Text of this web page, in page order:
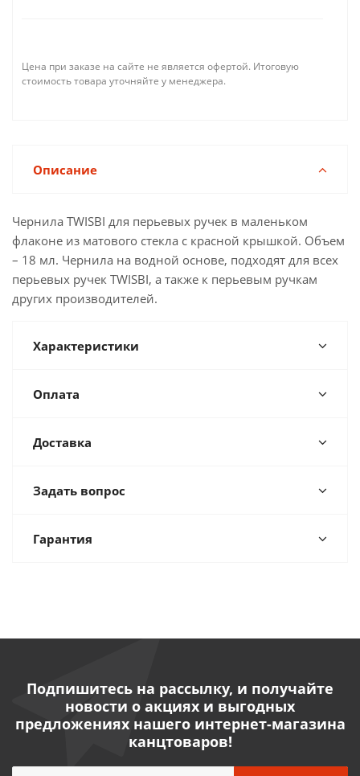
Цена при заказе на сайте не является офертой. Итоговую
стоимость товара уточняйте у менеджера.
Описание
Чернила TWISBI для перьевых ручек в маленьком
флаконе из матового стекла с красной крышкой. Объем
– 18 мл. Чернила на водной основе, подходят для всех
перьевых ручек TWISBI, а также к перьевым ручкам
других производителей.
Характеристики
Оплата
Доставка
Задать вопрос
Гарантия
Подпишитесь на рассылку, и получайте
новости о акциях и выгодных
предложениях нашего интернет-магазина
канцтоваров!